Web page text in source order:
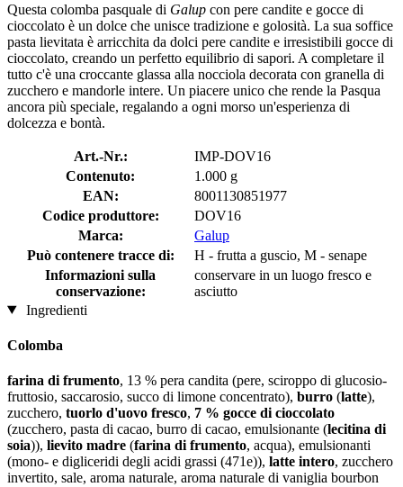
Questa colomba pasquale di Galup con pere candite e gocce di
cioccolato è un dolce che unisce tradizione e golosità. La sua soffice
pasta lievitata è arricchita da dolci pere candite e irresistibili gocce di
cioccolato, creando un perfetto equilibrio di sapori. A completare il
tutto c'è una croccante glassa alla nocciola decorata con granella di
zucchero e mandorle intere. Un piacere unico che rende la Pasqua
ancora più speciale, regalando a ogni morso un'esperienza di
dolcezza e bontà.
Art.-Nr.:
IMP-DOV16
Contenuto:
1.000 g
EAN:
8001130851977
Codice produttore:
DOV16
Marca:
Galup
Può contenere tracce di:
H - frutta a guscio, M - senape
Informazioni sulla
conservazione:
conservare in un luogo fresco e
asciutto
Ingredienti
Colomba
farina di frumento, 13 % pera candita (pere, sciroppo di glucosio-
fruttosio, saccarosio, succo di limone concentrato), burro (latte),
zucchero, tuorlo d'uovo fresco, 7 % gocce di cioccolato
(zucchero, pasta di cacao, burro di cacao, emulsionante (lecitina di
soia)), lievito madre (farina di frumento, acqua), emulsionanti
(mono- e digliceridi degli acidi grassi (471e)), latte intero, zucchero
invertito, sale, aroma naturale, aroma naturale di vaniglia bourbon